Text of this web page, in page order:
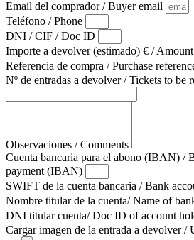
Email del comprador / Buyer email
Teléfono / Phone
DNI / CIF / Doc ID
Importe a devolver (estimado) € /
Referencia de compra / Purchase
Nº de entradas a devolver / Tickets to be
Observaciones / Comments
Cuenta bancaria para el abono (IBAN) /
payment (IBAN)
SWIFT de la cuenta bancaria / Bank
Nombre titular de la cuenta/ Name of
DNI titular cuenta/ Doc ID of account
Cargar imagen de la entrada a devolver /